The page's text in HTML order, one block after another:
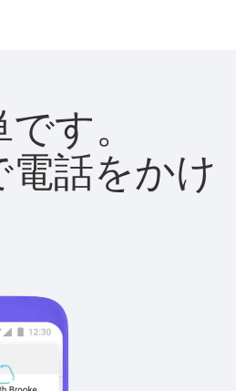
す。
話をかけ